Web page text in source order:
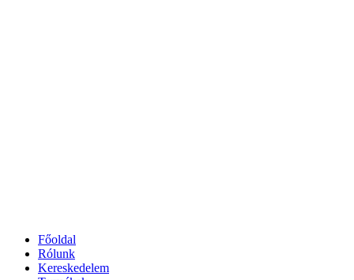
Főoldal
Rólunk
Kereskedelem